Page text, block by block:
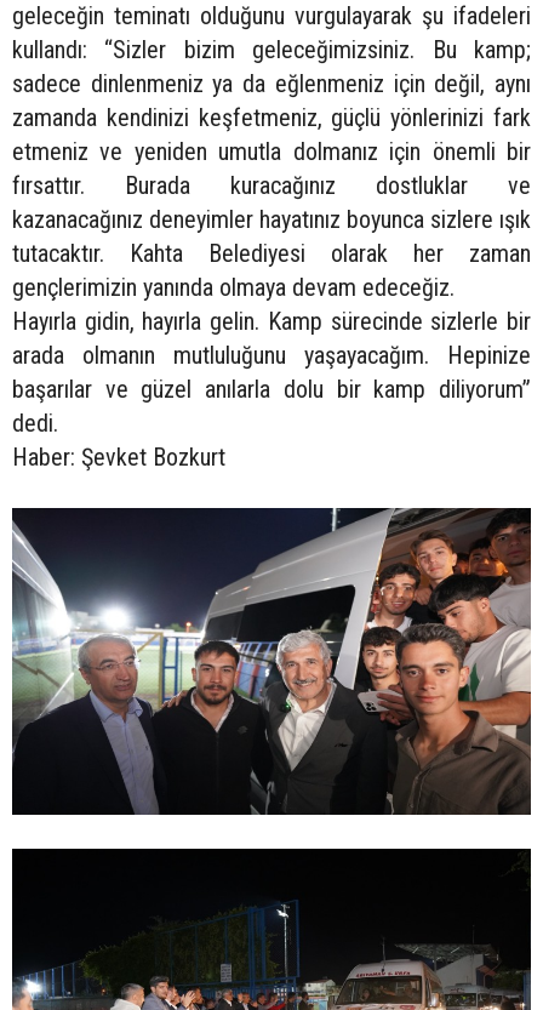
geleceğin teminatı olduğunu vurgulayarak şu ifadeleri
kullandı: “Sizler bizim geleceğimizsiniz. Bu kamp;
sadece dinlenmeniz ya da eğlenmeniz için değil, aynı
zamanda kendinizi keşfetmeniz, güçlü yönlerinizi fark
etmeniz ve yeniden umutla dolmanız için önemli bir
fırsattır. Burada kuracağınız dostluklar ve
kazanacağınız deneyimler hayatınız boyunca sizlere ışık
tutacaktır. Kahta Belediyesi olarak her zaman
gençlerimizin yanında olmaya devam edeceğiz.
Hayırla gidin, hayırla gelin. Kamp sürecinde sizlerle bir
arada olmanın mutluluğunu yaşayacağım. Hepinize
başarılar ve güzel anılarla dolu bir kamp diliyorum”
dedi.
Haber: Şevket Bozkurt